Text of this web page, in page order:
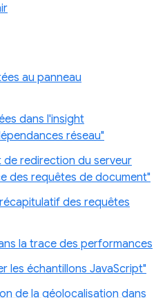
au panneau
dans l'insight
réseau"
de redirection du serveur
des requêtes de document"
des requêtes
la trace des performances
les échantillons JavaScript"
de la géolocalisation dans